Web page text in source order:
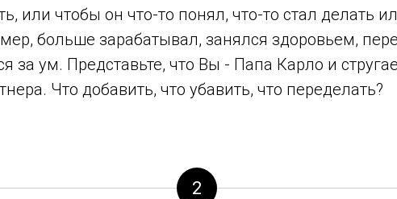
или чтобы он что-то понял, что-то стал делать
больше зарабатывал, занялся здоровьем,
за ум. Представьте, что Вы - Папа Карло и
Что добавить, что убавить, что переделать?
2